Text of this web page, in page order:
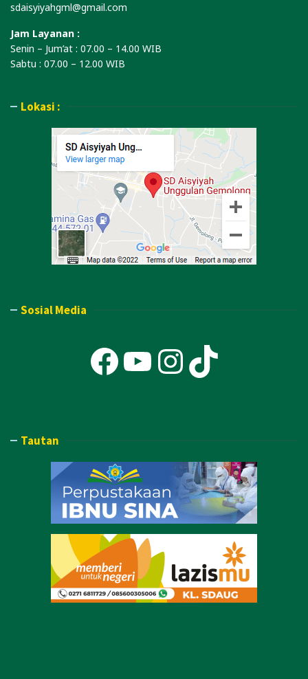
sdaisyiyahgml@gmail.com
Jam Layanan :
Senin – Jum’at : 07.00 – 14.00 WIB
Sabtu : 07.00 – 12.00 WIB
Lokasi :
Sosial Media
Facebook
YouTube
TikTok
Tautan